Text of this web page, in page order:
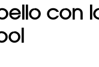
con